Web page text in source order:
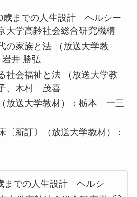
歳までの人生設計 ヘルシー
大学高齢社会総合研究機構
の家族と法 （放送大学教
井 勝弘
社会福祉と法 （放送大学教
、木村 茂喜
放送大学教材）：栃本 一三
〔新訂〕（放送大学教材）：
までの人生設計 ヘルシ